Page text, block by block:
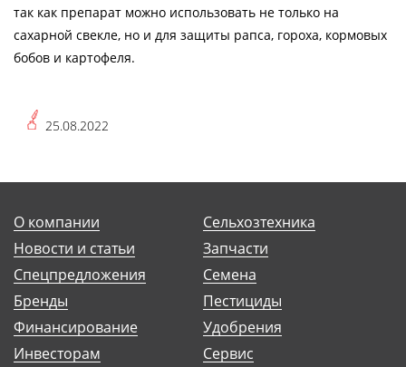
так как препарат можно использовать не только на
сахарной свекле, но и для защиты рапса, гороха, кормовых
бобов и картофеля.
25.08.2022
О компании
Новости и статьи
Спецпредложения
Бренды
Финансирование
Инвесторам
Сельхозтехника
Запчасти
Семена
Пестициды
Удобрения
Сервис